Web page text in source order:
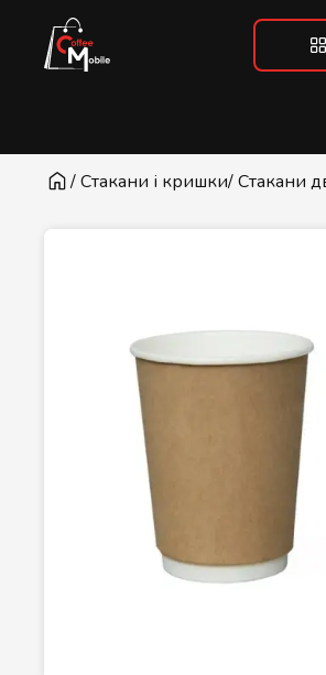
/ Стакани і кришки/ Стакани